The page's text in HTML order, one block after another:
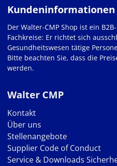
Walter CMP
Kontakt
Über uns
Stellenangebote
Supplier Code of Conduct
Service & Downloads
Kundeninformationen
Der Walter-CMP Shop ist ein
Fachkreise: Er richtet sich
Gesundheitswesen tätige
Bitte beachten Sie, dass die
werden.